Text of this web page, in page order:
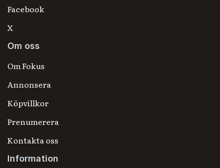
Facebook
X
Om oss
Om Fokus
Annonsera
Köpvillkor
Prenumerera
Kontakta oss
Information